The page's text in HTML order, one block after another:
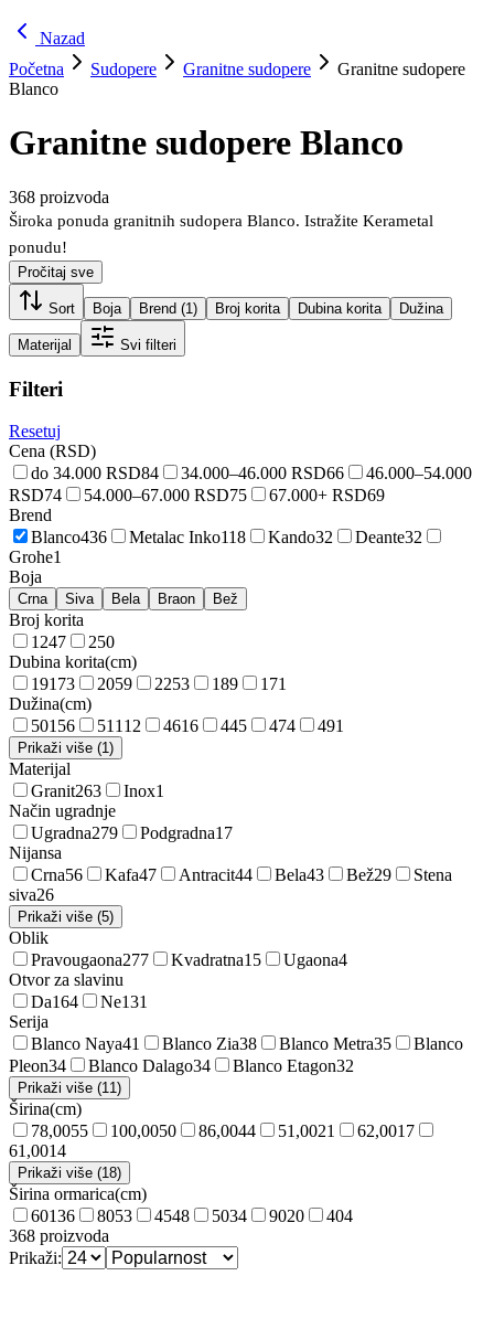
Nazad
Početna
Sudopere Granitne sudopere
Granitne sudopere
Blanco
Granitne sudopere Blanco
368 proizvoda
Široka ponuda granitnih sudopera Blanco. Istražite Kerametal
ponudu!
Pročitaj sve
Sort Boja Brend (1) Broj korita Dubina korita Dužina
Materijal Svi filteri
Filteri
Resetuj
Cena (RSD)
do 34.000 RSD84 34.000–46.000 RSD66
46.000–54.000
RSD74 54.000–67.000 RSD75 67.000+ RSD69
Brend
Blanco436 Metalac Inko118 Kando32 Deante32
Grohe1
Boja
Crna Siva Bela Braon Bež
Broj korita
1 247 250
Dubina korita(cm)
19173 2059 2253 189 171
Dužina(cm)
50156 51 112 4616 445 474 491
Prikaži više (1)
Materijal
Granit263 Inox1
Način ugradnje
Ugradna279 Podgradna17
Nijansa
Crna56 Kafa47 Antracit44 Bela43 Bež29
Stena
siva26
Prikaži više (5)
Oblik
Pravougaona277 Kvadratna15 Ugaona4
Otvor za slavinu
Da164 Ne131
Serija
Blanco Naya41 Blanco Zia38 Blanco Metra35
Blanco
Pleon34 Blanco Dalago34 Blanco Etagon32
Prikaži više (11)
Širina(cm)
78,0055 100,0050 86,0044 51,0021 62,0017
61,0014
Prikaži više (18)
Širina ormarica(cm)
60136 8053 4548 5034 9020 404
368 proizvoda
Prikaži: